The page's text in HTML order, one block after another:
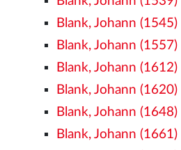
Blank, Johann (1545)
Blank, Johann (1557)
Blank, Johann (1612)
Blank, Johann (1620)
Blank, Johann (1648)
Blank, Johann (1661)